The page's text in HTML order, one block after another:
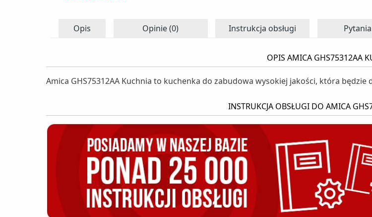
Opis Opinie (0) Instrukcja obsługi
OPIS AMICA GHS75312AA
Amica GHS75312AA Kuchnia to kuchenka do zabudowa wysokiej jakości, która
INSTRUKCJA OBSŁUGI DO AMICA